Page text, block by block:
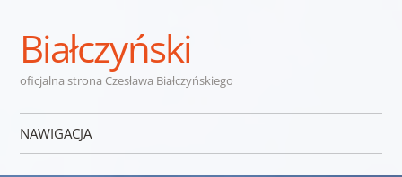
Białczyński
oficjalna strona Czesława Białczyńskiego
NAWIGACJA